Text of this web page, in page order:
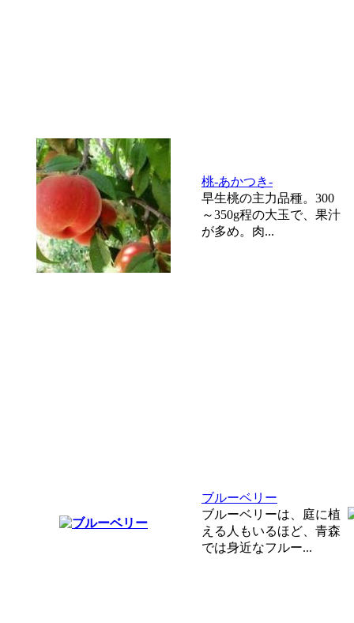
桃-あかつき-
早生桃の主力品種。300
～350g程の大玉で、果汁
が多め。肉...
ブルーベリー
ブルーベリーは、庭に植
える人もいるほど、青森
では身近なフルー...